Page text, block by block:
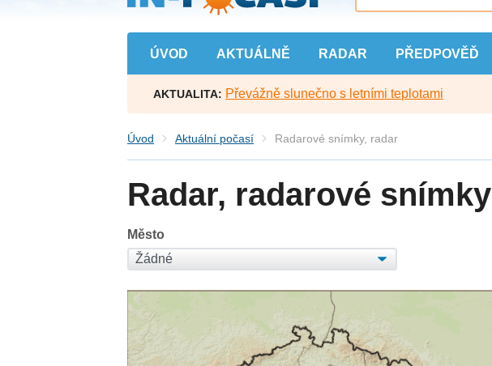
ÚVOD AKTUÁLNĚ RADAR PŘEDPOVĚĎ
AKTUALITA: Převážně slunečno s letními teplotami
Úvod Aktuální počasí Radarové snímky, radar
Radar, radarové snímky
Město